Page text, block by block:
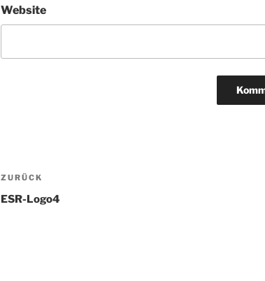
Website
Beitragsnavigation
Vorheriger
Beitrag
ZURÜCK
ESR-Logo4